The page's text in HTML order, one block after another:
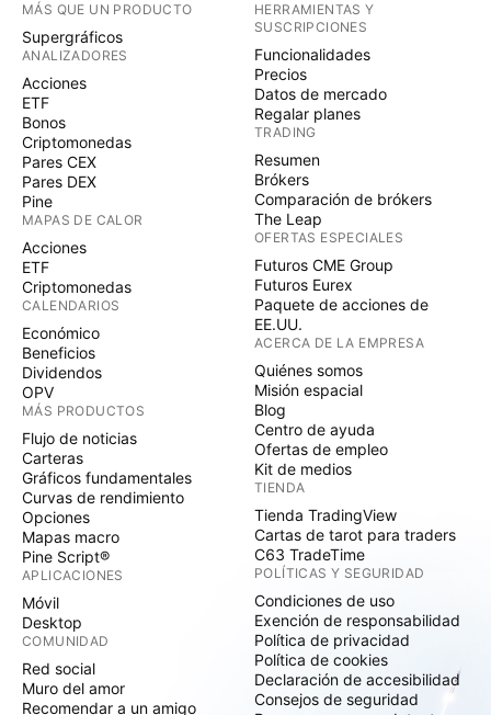
MÁS QUE UN PRODUCTO
Supergráficos
ANALIZADORES
Acciones
ETF
Bonos
Criptomonedas
Pares CEX
Pares DEX
Pine
MAPAS DE CALOR
Acciones
ETF
Criptomonedas
CALENDARIOS
Económico
Beneficios
Dividendos
OPV
MÁS PRODUCTOS
Flujo de noticias
Carteras
Gráficos fundamentales
Curvas de rendimiento
Opciones
Mapas macro
Pine Script®
APLICACIONES
Móvil
Desktop
COMUNIDAD
Red social
Muro del amor
Recomendar a un amigo
HERRAMIENTAS Y
SUSCRIPCIONES
Funcionalidades
Precios
Datos de mercado
Regalar planes
TRADING
Resumen
Brókers
Comparación de brókers
The Leap
OFERTAS ESPECIALES
Futuros CME Group
Futuros Eurex
Paquete de acciones de
EE.UU.
ACERCA DE LA EMPRESA
Quiénes somos
Misión espacial
Blog
Centro de ayuda
Ofertas de empleo
Kit de medios
TIENDA
Tienda TradingView
Cartas de tarot para traders
C63 TradeTime
POLÍTICAS Y SEGURIDAD
Condiciones de uso
Exención de responsabilidad
Política de privacidad
Política de cookies
Declaración de accesibilidad
Consejos de seguridad